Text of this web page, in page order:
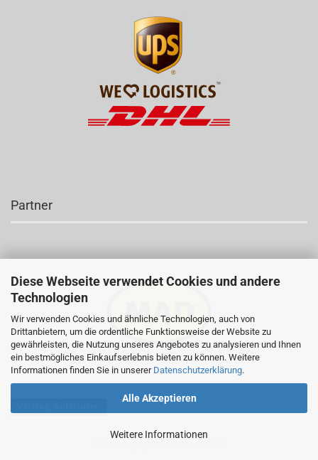
Diese Webseite verwendet Cookies und andere
Technologien
Wir verwenden Cookies und ähnliche Technologien, auch von
Drittanbietern, um die ordentliche Funktionsweise der Website zu
gewährleisten, die Nutzung unseres Angebotes zu analysieren und Ihnen
ein bestmögliches Einkaufserlebnis bieten zu können. Weitere
Informationen finden Sie in unserer Datenschutzerklärung.
Alle Akzeptieren
Weitere Informationen
Partner